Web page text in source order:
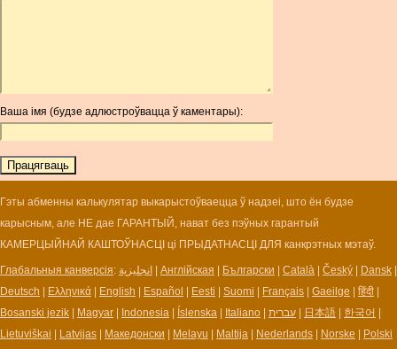
AUR
AWG
BAM
BBD
BCH
BCN
BDT
BGN
BIF
Ваша імя (будзе адлюстроўвацца ў каментары):
Гэты абменны калькулятар выкарыстоўваецца ў надзеі, што ён будзе
карысным, але НЕ дае ГАРАНТЫЙ, нават без пэўных гарантый
КАМЕРЦЫЙНАЙ КАШТОЎНАСЦІ ці ПРЫДАТНАСЦІ ДЛЯ канкрэтных мэтаў.
Глабальныя канверсія: انجليزية | Англійская | Български | Català | Český | Dansk |
Deutsch | Ελληνικά | English | Español | Eesti | Suomi | Français | Gaeilge | हिंदी |
Bosanski jezik | Magyar | Indonesia | Íslenska | Italiano | עברית | 日本語 | 한국어 |
Lietuviškai | Latvijas | Македонски | Melayu | Maltija | Nederlands | Norske | Polski